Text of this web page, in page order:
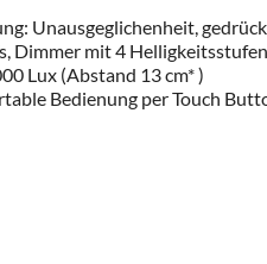
Unausgeglichenheit,
Dimmer mit 4 Helligkeitsstufen
Lux (Abstand 13 cm* )
Bedienung per Touch